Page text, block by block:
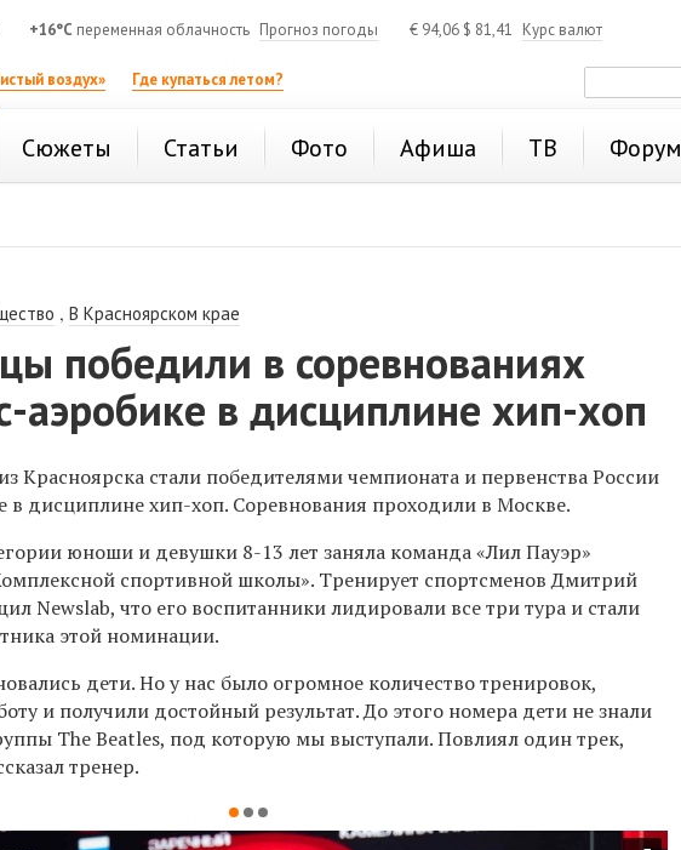
+16°C переменная облачность Прогноз погоды € 94,06 $ 81,41 Курс валют
воздух» Где купаться летом?
Сюжеты Статьи Фото Афиша ТВ Форум
,В Красноярском крае
победили в соревнованиях
аэробике в дисциплине хип-хоп
Красноярска стали победителями чемпионата и первенства России
в дисциплине хип-хоп. Соревнования проходили в Москве.
юноши и девушки 8-13 лет заняла команда «Лил Пауэр»
спортивной школы». Тренирует спортсменов Дмитрий
Newslab, что его воспитанники лидировали все три тура и стали
этой номинации.
дети. Но у нас было огромное количество тренировок,
и получили достойный результат. До этого номера дети не знали
The Beatles, под которую мы выступали. Повлиял один трек,
тренер.